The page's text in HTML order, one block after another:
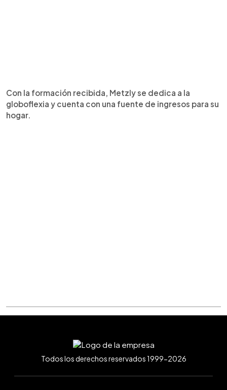
Con la formación recibida, Metzly se dedica a la
globoflexia y cuenta con una fuente de ingresos para su
hogar.
Todos los derechos reservados 1999-2026